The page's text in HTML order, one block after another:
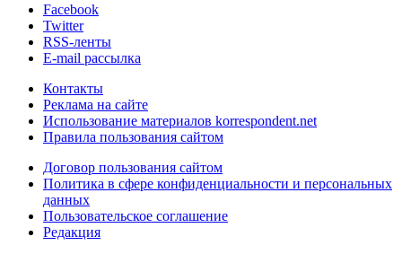
Facebook
Twitter
RSS-ленты
E-mail рассылка
Контакты
Реклама на сайте
Использование материалов korrespondent.net
Правила пользования сайтом
Договор пользования сайтом
Политика в сфере конфиденциальности и персональных
данных
Пользовательское соглашение
Редакция